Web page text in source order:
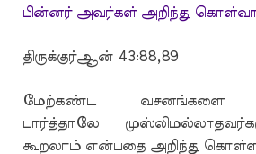
பின்னர் அவர்கள் அறிந்து
திருக்குர்ஆன் 43:88,89
மேற்கண்ட வசனங்களை
பார்த்தாலே
கூறலாம் என்பதை அறிந்து கொள்ள